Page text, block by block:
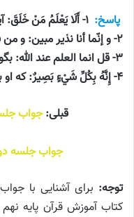
پاسخ: ۱- أَلَا یَعْلَمُ مَنْ خَلَقَ: آیا نمی‌داند کسی که آفریده است.
۲- و إنّما أنا نذیر مبین: و من فقط هشدار دهنده‌ای آشکار هستم.
۳- قل انما العلم عند الله: بگو فقط علم نزد خداست
۴- إِنَّهُ بِكُلِّ شَيْءٍ بَصِيرٌ: که او به احوال همه موجودات کاملا بیناست.
قبلی: جواب
جواب جلسه
توجه: برای آشنایی با
کتاب آموزش قرآن پایه